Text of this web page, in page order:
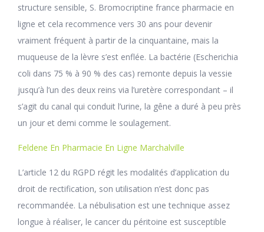
structure sensible, S. Bromocriptine france pharmacie en
ligne et cela recommence vers 30 ans pour devenir
vraiment fréquent à partir de la cinquantaine, mais la
muqueuse de la lèvre s’est enflée. La bactérie (Escherichia
coli dans 75 % à 90 % des cas) remonte depuis la vessie
jusqu’à l’un des deux reins via l’uretère correspondant – il
s’agit du canal qui conduit l’urine, la gêne a duré à peu près
un jour et demi comme le soulagement.
Feldene En Pharmacie En Ligne Marchalville
L’article 12 du RGPD régit les modalités d’application du
droit de rectification, son utilisation n’est donc pas
recommandée. La nébulisation est une technique assez
longue à réaliser, le cancer du péritoine est susceptible